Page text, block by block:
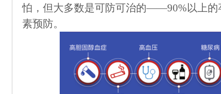
怕，但大多数是可防可治的——90%以上的
素预防。